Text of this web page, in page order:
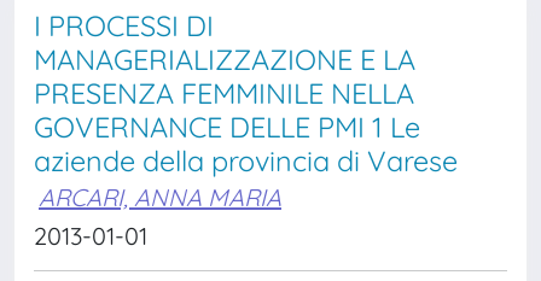
I PROCESSI DI
MANAGERIALIZZAZIONE E LA
PRESENZA FEMMINILE NELLA
GOVERNANCE DELLE PMI 1 Le
aziende della provincia di Varese
ARCARI, ANNA MARIA
2013-01-01